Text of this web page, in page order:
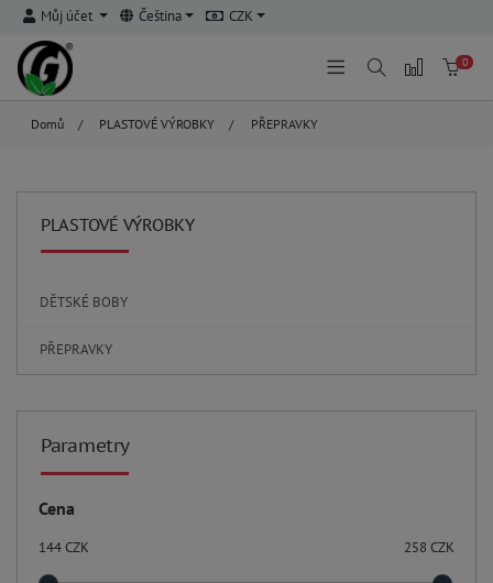
Můj účet Čeština CZK
0
Domů / PLASTOVÉ VÝROBKY / PŘEPRAVKY
PLASTOVÉ VÝROBKY
DĚTSKÉ BOBY
PŘEPRAVKY
Parametry
Cena
144CZK 258 CZK